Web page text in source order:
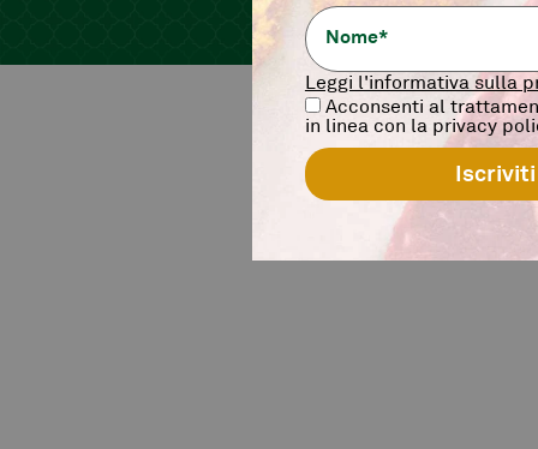
Leggi l'informativa sulla
Acconsenti al
in linea con la privacy